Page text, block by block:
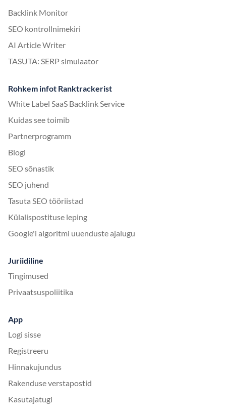
Backlink Monitor
SEO kontrollnimekiri
AI Article Writer
TASUTA: SERP simulaator
Rohkem infot Ranktrackerist
White Label SaaS Backlink Service
Kuidas see toimib
Partnerprogramm
Blogi
SEO sõnastik
SEO juhend
Tasuta SEO tööriistad
Külalispostituse leping
Google'i algoritmi uuenduste ajalugu
Juriidiline
Tingimused
Privaatsuspoliitika
App
Logi sisse
Registreeru
Hinnakujundus
Rakenduse verstapostid
Kasutajatugi